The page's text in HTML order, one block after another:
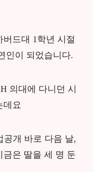
드대 1학년 시절
인이 되었습니다.
의대에 다니던 시
데요
공개 바로 다음 날,
금은 딸을 세 명 둔